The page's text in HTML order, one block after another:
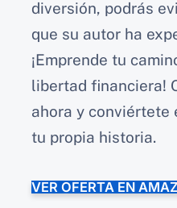
diversión, podrás
que su autor ha
¡Emprende tu
libertad financiera!
ahora y conviértete
tu propia historia.
VER OFERTA EN